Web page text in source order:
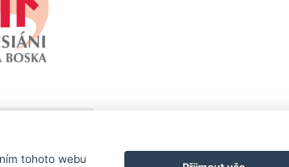
MLÁDEŽE DDM BRNO-LÍŠEŇ
tohoto webu